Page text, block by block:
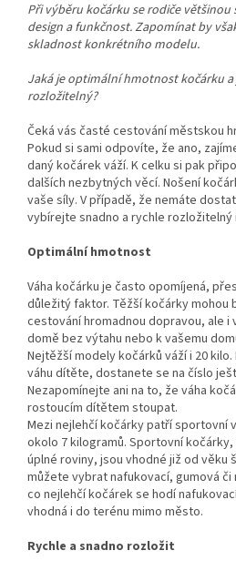
Při výběru kočárku se rodiče
design a funkčnost. Zapomínat by
skladnost konkrétního modelu.
Jaká je optimální hmotnost kočárku
rozložitelný?
Čeká vás časté cestování městskou
Pokud si sami odpovíte, že ano,
daný kočárek váží. K celku si pak
dalších nezbytných věcí. Nošení
vaše síly. V případě, že nemáte
vybírejte snadno a rychle rozložitelný
Optimální hmotnost
Váha kočárku je často opomíjená,
důležitý faktor. Těžší kočárky mohou
cestování hromadnou dopravou, ale
domě bez výtahu nebo k vašemu
Nejtěžší modely kočárků váží i 20
váhu dítěte, dostanete se na číslo
Nezapomínejte ani na to, že váha
rostoucím dítětem stoupat.
Mezi nejlehčí kočárky patří sportovní
okolo 7 kilogramů. Sportovní
úplné roviny, jsou vhodné již od věku
můžete vybrat nafukovací, gumová či
co nejlehčí kočárek se hodí
vhodná i do terénu mimo město.
Rychle a snadno rozložit